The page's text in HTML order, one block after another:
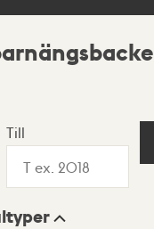
Till